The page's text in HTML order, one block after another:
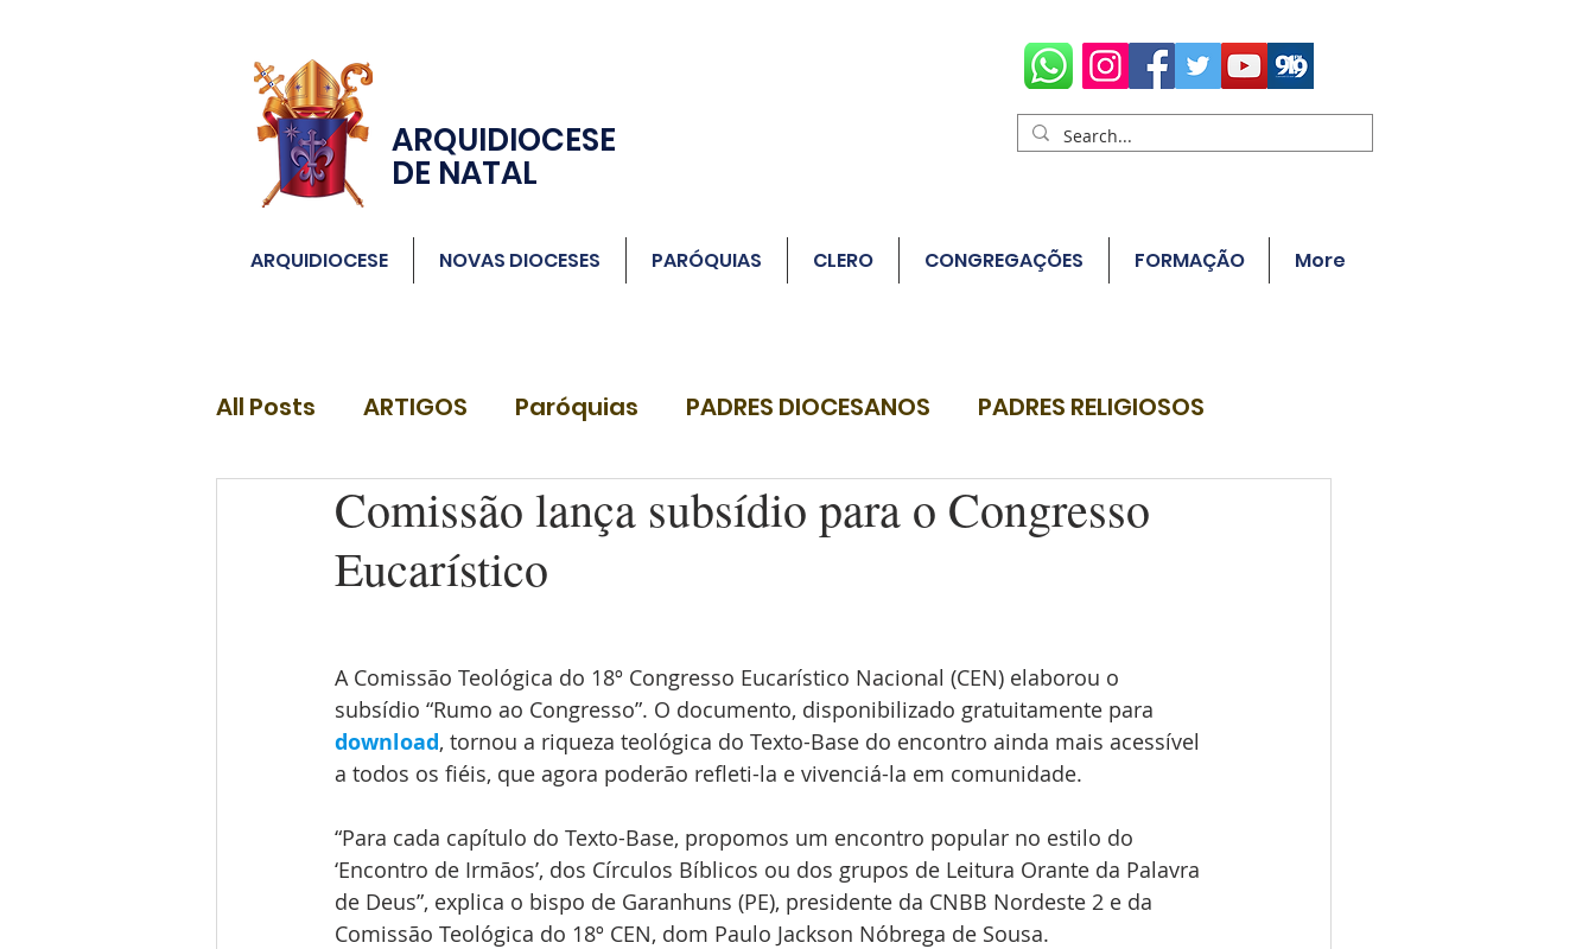
ARQUIDIOCESE
DE NATAL
ARQUIDIOCESE NOVAS DIOCESES PARÓQUIAS CLERO CONGREGAÇÕES FORMAÇÃO More
All Posts ARTIGOS Paróquias PADRES DIOCESANOS PADRES RELIGIOSOS
DIÁCONOSComissão lança subsídio para o Congresso
Eucarístico
A Comissão Teológica do 18º Congresso Eucarístico Nacional (CEN) elaborou o
subsídio “Rumo ao Congresso”. O documento, disponibilizado gratuitamente para
download, tornou a riqueza teológica do Texto-Base do encontro ainda mais acessível
a todos os fiéis, que agora poderão refleti-la e vivenciá-la em comunidade.
“Para cada capítulo do Texto-Base, propomos um encontro popular no estilo do
‘Encontro de Irmãos’, dos Círculos Bíblicos ou dos grupos de Leitura Orante da Palavra
de Deus”, explica o bispo de Garanhuns (PE), presidente da CNBB Nordeste 2 e da
Comissão Teológica do 18º CEN, dom Paulo Jackson Nóbrega de Sousa.